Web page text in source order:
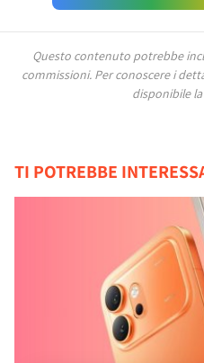
Questo contenuto potrebbe
commissioni. Per conoscere i
disponibile la
TI POTREBBE